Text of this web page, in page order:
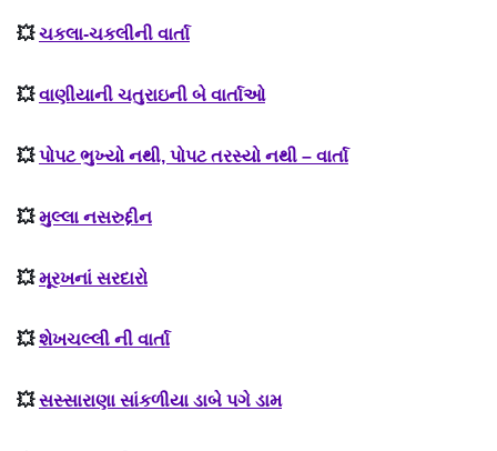
💥ચકલા-ચકલીની વાર્તા
💥વાણીયાની ચતુરાઇની બે વાર્તાઓ
💥પોપટ ભુખ્યો નથી, પોપટ તરસ્યો નથી – વાર્તા
💥મુલ્લા નસરુદ્દીન
💥મૂરખનાં સરદારો
💥શેખચલ્લી ની વાર્તા
💥સસ્સારાણા સાંકળીયા ડાબે પગે ડામ